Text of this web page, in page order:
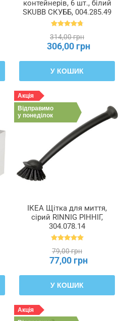
контейнерів, 6 шт., білий
SKUBB СКУББ, 004.285.49
314,00 грн
306,00 грн
У КОШИК
Акція
Відправимо
у понеділок
ІКЕА Щітка для миття,
сірий RINNIG РІННІГ,
304.078.14
79,00 грн
77,00 грн
У КОШИК
Акція